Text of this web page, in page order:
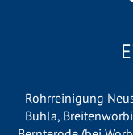
Rohrreinigung
Buhla,